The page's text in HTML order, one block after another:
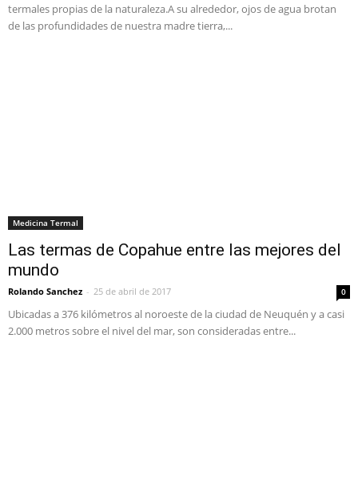
termales propias de la naturaleza.A su alrededor, ojos de agua brotan
de las profundidades de nuestra madre tierra,...
Medicina Termal
Las termas de Copahue entre las mejores del
mundo
Rolando Sanchez - 25 de abril de 2017 0
Ubicadas a 376 kilómetros al noroeste de la ciudad de Neuquén y a casi
2.000 metros sobre el nivel del mar, son consideradas entre...